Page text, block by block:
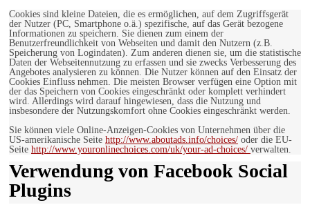
Cookies sind kleine Dateien, die es ermöglichen, auf dem Zugriffsgerät
der Nutzer (PC, Smartphone o.ä.) spezifische, auf das Gerät bezogene
Informationen zu speichern. Sie dienen zum einem der
Benutzerfreundlichkeit von Webseiten und damit den Nutzern (z.B.
Speicherung von Logindaten). Zum anderen dienen sie, um die statistische
Daten der Webseitennutzung zu erfassen und sie zwecks Verbesserung des
Angebotes analysieren zu können. Die Nutzer können auf den Einsatz der
Cookies Einfluss nehmen. Die meisten Browser verfügen eine Option mit
der das Speichern von Cookies eingeschränkt oder komplett verhindert
wird. Allerdings wird darauf hingewiesen, dass die Nutzung und
insbesondere der Nutzungskomfort ohne Cookies eingeschränkt werden.
Sie können viele Online-Anzeigen-Cookies von Unternehmen über die
US-amerikanische Seite http://www.aboutads.info/choices/ oder die EU-
Seite http://www.youronlinechoices.com/uk/your-ad-choices/ verwalten.
Verwendung von Facebook Social
Plugins